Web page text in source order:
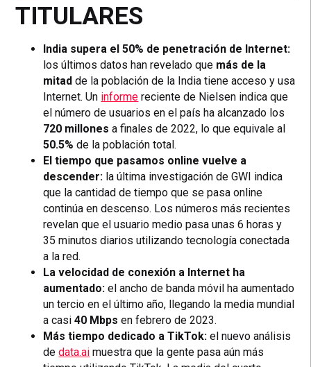
TITULARES
India supera el 50% de penetración de Internet:
los últimos datos han revelado que más de la
mitadde la población de la India tiene acceso y usa
Internet. Un informe reciente de Nielsen indica que
el número de usuarios en el país ha alcanzado los
720 millonesa finales de 2022, lo que equivale al
50.5% de la población total.
El tiempo que pasamos online vuelve a
descender: la última investigación de GWI indica
que la cantidad de tiempo que se pasa online
continúa en descenso. Los números más recientes
revelan que el usuario medio pasa unas 6 horas y
35 minutos diarios utilizando tecnología conectada
a la red.
La velocidad de conexión a Internet ha
aumentado:el ancho de banda móvil ha aumentado
un tercio en el último año, llegando la media mundial
a casi40 Mbps en febrero de 2023.
Más tiempo dedicado a TikTok:el nuevo análisis
dedata.ai muestra que la gente pasa aún más